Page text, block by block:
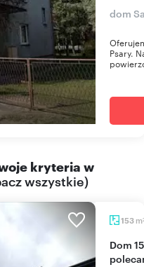
dom
Psary.
kryteria w
wszystkie)
153 m
Dom 153 m² z ogrodem, garażem i fotowoltaiką